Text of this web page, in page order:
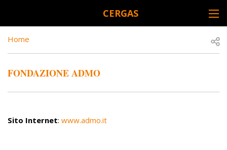
CERGAS
BREADCRUMB
Home
FONDAZIONE ADMO
Sito Internet: www.admo.it